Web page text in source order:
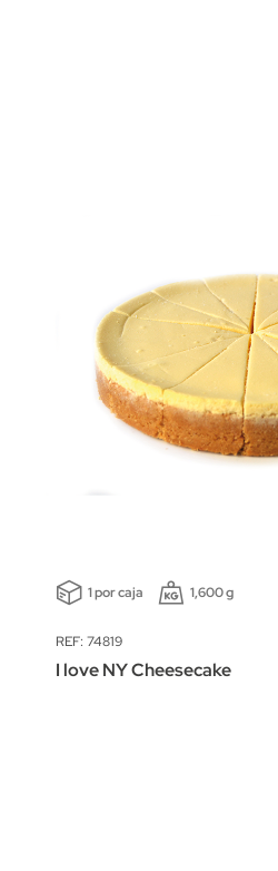
1 por caja 1,600 g
REF: 74819
I love NY Cheesecake